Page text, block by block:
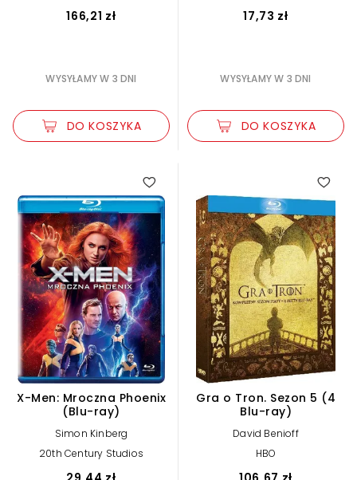
166,21 zł
WYSYŁAMY W 3 DNI
DO KOSZYKA
17,73 zł
WYSYŁAMY W 3 DNI
DO KOSZYKA
X-Men: Mroczna Phoenix
(Blu-ray)
Simon Kinberg
20th Century Studios
Gra o Tron. Sezon 5 (4
Blu-ray)
David Benioff
HBO